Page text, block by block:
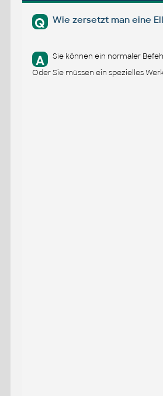
Q Wie zersetzt man eine
A
Sie können ein normaler
Oder Sie müssen ein spezielles